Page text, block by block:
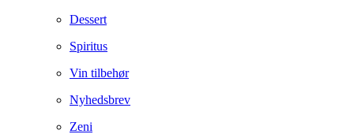
Dessert
Spiritus
Vin tilbehør
Nyhedsbrev
Zeni